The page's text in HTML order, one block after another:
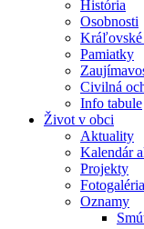
História
Osobnosti
Kráľovské
Pamiatky
Civilná
Info tabule
Život v obci
Aktuality
Kalendár
Projekty
Fotogaléria
Oznamy